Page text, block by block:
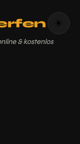
☀️
& kostenlos